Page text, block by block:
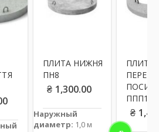
ПЛИТА НИЖНЯ
ПН8
1,300.00
Наружный
диаметр:1,0 м
ПЛИТА
ПЕРЕКРИТТЯ
ПОСИЛЕНА
₴ 1,450.00